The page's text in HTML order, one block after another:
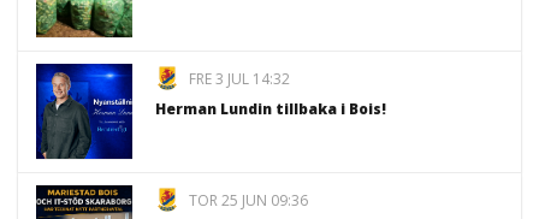
FRE 3 JUL 14:32
Herman Lundin tillbaka i Bois!
TOR 25 JUN 09:36